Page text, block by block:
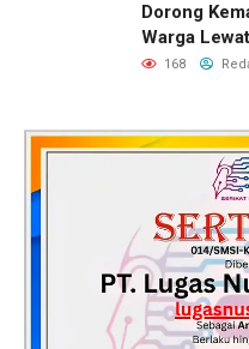
Dorong
Warga
Usaha
168